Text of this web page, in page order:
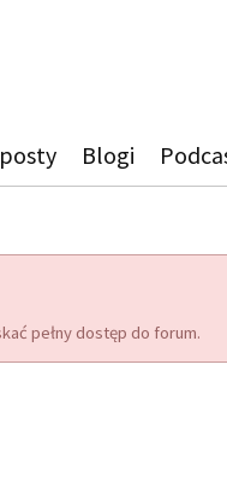
Blogi
pełny dostęp do forum.